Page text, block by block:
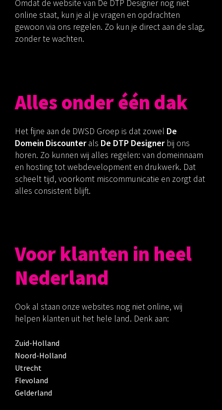
Omdat de website van De DTP Designer nog niet
online staat, kun je al je vragen en opdrachten
gewoon via ons regelen. Zo kun je direct aan de slag,
zonder te wachten.
Alles onder één dak
Het fijne aan de DWSD Groep is dat zowel De
Domein Discounterals De DTP Designerbij ons
horen. Zo kunnen wij alles regelen: van domeinnaam
en hosting tot webdevelopment en drukwerk. Dat
scheelt tijd, voorkomt miscommunicatie en zorgt dat
alles consistent blijft.
Voor klanten in heel
Nederland
Ook al staan onze websites nog niet online, wij
helpen klanten uit het hele land. Denk aan:
Zuid-Holland
Noord-Holland
Utrecht
Flevoland
Gelderland